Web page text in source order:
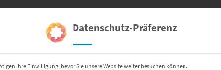
ETIKETTEN
Datenschutz-Präferenz
Ihre Einwilligung, bevor Sie unsere Website weiter besuchen können.